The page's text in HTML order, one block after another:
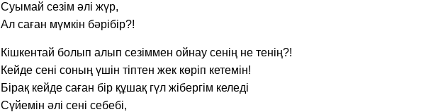
Суымай сезім әлі жүр,
Ал саған мүмкін бәрібір?!
Кішкентай болып алып сезіммен ойнау сенің не тенің?!
Кейде сені соның үшін тіптен жек көріп кетемін!
Бірақ кейде саған бір құшақ гүл жібергім келеді
Сүйемін әлі сені себебі,